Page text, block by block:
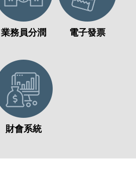
業務員分潤 電子發票
財會系統